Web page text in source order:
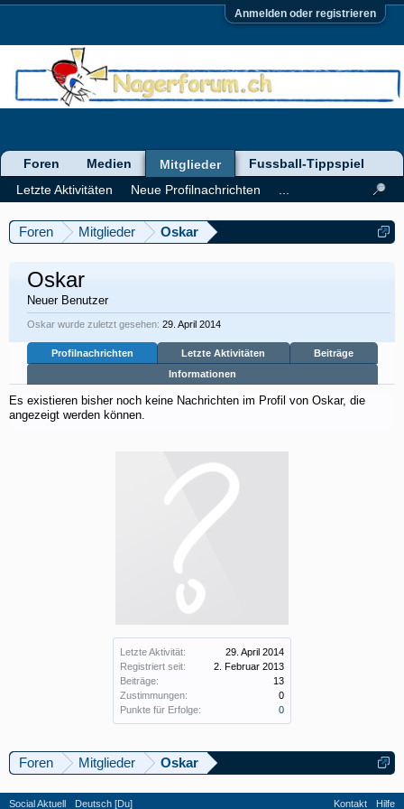
Anmelden oder registrieren
Foren Mitglieder Oskar
Letzte Aktivität:
29. April 2014
Registriert seit:
2. Februar 2013
Beiträge:
13
Zustimmungen:
0
Punkte für Erfolge:
0
Oskar
Neuer Benutzer
Oskar wurde zuletzt gesehen: 29. April 2014
Profilnachrichten Letzte Aktivitäten
Beiträge
Informationen
Es existieren bisher noch keine Nachrichten im Profil von Oskar, die
angezeigt werden können.
Foren Mitglieder Oskar
Foren Medien
Mitglieder
Letzte Aktivitäten
Neue Profilnachrichten
Fussball-Tippspiel
Social Aktuell Deutsch [Du] Kontakt Hilfe